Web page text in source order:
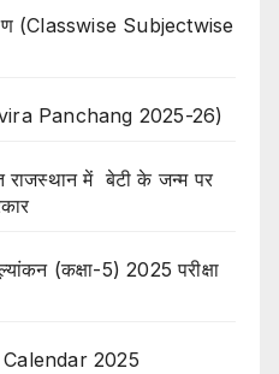
(Classwise Subjectwise
Panchang 2025-26)
राजस्थान में बेटी के जन्म पर
(कक्षा-5) 2025 परीक्षा
2025